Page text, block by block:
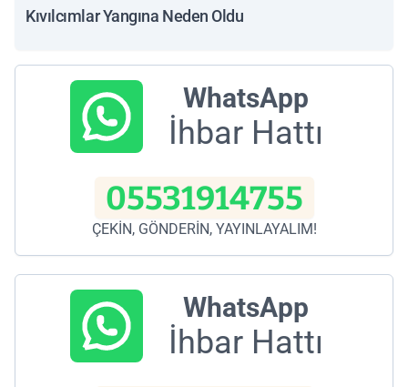
Kıvılcımlar Yangına Neden Oldu
WhatsApp
İhbar Hattı
05531914755
ÇEKİN, GÖNDERİN, YAYINLAYALIM!
WhatsApp
İhbar Hattı